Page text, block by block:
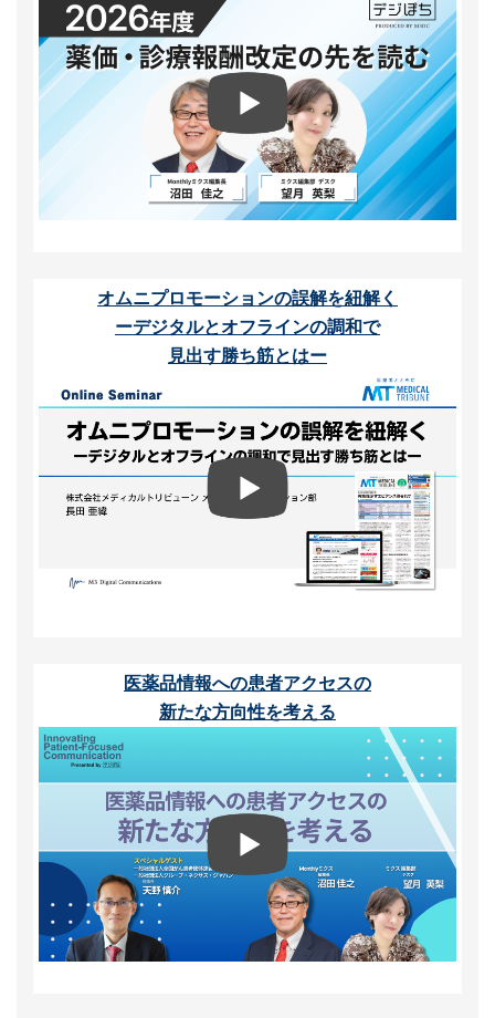
オムニプロモーションの誤解を紐解く
ーデジタルとオフラインの調和で
見出す勝ち筋とはー
医薬品情報への患者アクセスの
新たな方向性を考える